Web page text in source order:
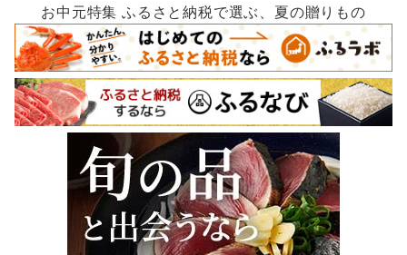
お中元特集 ふるさと納税で選ぶ、夏の贈りもの